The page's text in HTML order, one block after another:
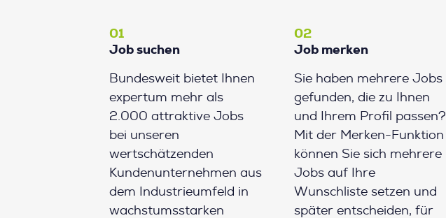
01
Job suchen
Bundesweit bietet Ihnen
expertum mehr als
2.000 attraktive Jobs
bei unseren
wertschätzenden
Kundenunternehmen aus
dem Industrieumfeld in
wachstumsstarken
02
Job merken
Sie haben mehrere Jobs
gefunden, die zu Ihnen
und Ihrem Profil passen?
Mit der Merken-Funktion
können Sie sich mehrere
Jobs auf Ihre
Wunschliste setzen und
später entscheiden, für